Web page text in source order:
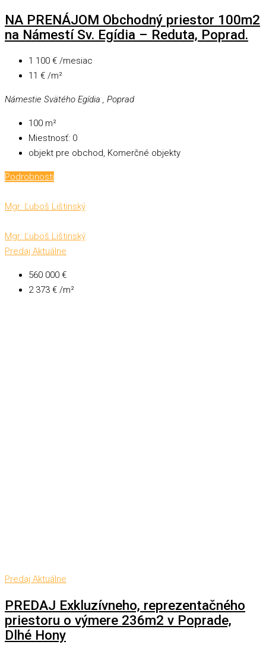
NA PRENÁJOM Obchodný priestor 100m2
na Námestí Sv. Egídia – Reduta, Poprad.
1 100 € /mesiac
11 € /m²
Námestie Svätého Egídia , Poprad
100 m²
Miestnosť: 0
objekt pre obchod, Komerčné objekty
Podrobnosti
Mgr. Ľuboš Lištinský
Mgr. Ľuboš Lištinský
Predaj Aktuálne
560 000 €
2 373 € /m²
Predaj Aktuálne
PREDAJ Exkluzívneho, reprezentačného
priestoru o výmere 236m2 v Poprade,
Dlhé Hony